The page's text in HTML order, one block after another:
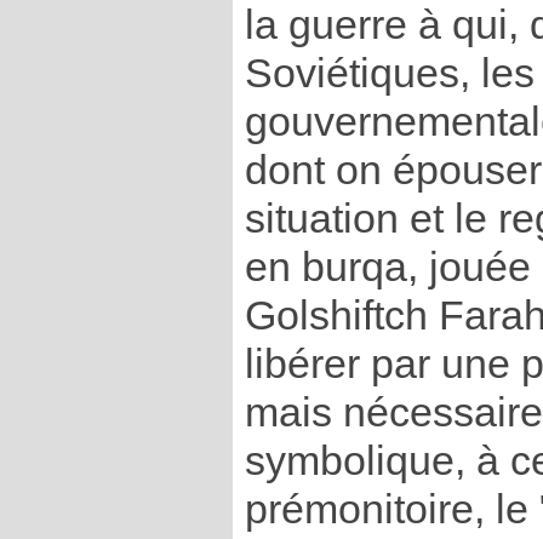
la guerre à qui,
Soviétiques,
dont on
situation et le
en burqa,
Golshiftch
libérer par une
mais
symbolique, à
prémonitoire,